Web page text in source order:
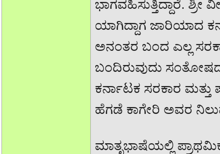
ಭಾಗವಹಿಸುತ್ತಿದ್ದಾರೆ.
ಯಾಗಿದ್ದಾಗ ಜಾರಿಯಾದ
ಅನಂತರ ಬಂದ ಎಲ್ಲ
ಬಂದಿರುವುದು
ಕರ್ನಾಟಕ ಸರಕಾರ ಮತ್ತು
ಹೆಗಡೆ ಕಾಗೇರಿ ಅವರ
ಮಾತೃಭಾಷೆಯಲ್ಲಿ